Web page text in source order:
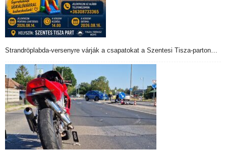
Strandröplabda-versenyre várják a csapatokat a Szentesi Tisza-parton…